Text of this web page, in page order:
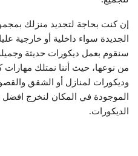
إن كنت بحاجة لتجديد منزلك
الجديدة سواء داخلية أو خارجية
سنقوم بعمل ديكورات حديثة
من نوعها، حيث أننا نمتلك
وديكورات لمنازل أو الشقق
الموجودة في المكان لنخرج
الديكورات.